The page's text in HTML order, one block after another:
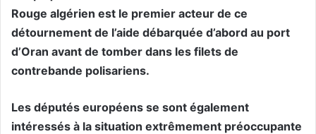
Rouge algérien est le premier acteur de ce
détournement de l’aide débarquée d’abord au port
d’Oran avant de tomber dans les filets de
contrebande polisariens.
Les députés européens se sont également
intéressés à la situation extrêmement préoccupante